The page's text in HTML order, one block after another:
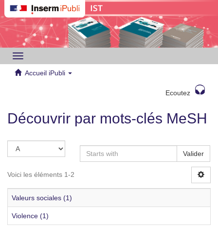
Toggle
navigation
Accueil iPubli
Ecoutez
Découvrir par mots-clés MeSH
Valider
Voici les éléments 1-2
Valeurs sociales (1)
Violence (1)